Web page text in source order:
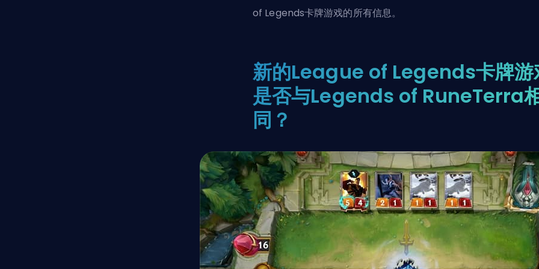
of Legends卡牌游戏的所有信息。
新的League of Legends卡牌游
是否与Legends of RuneTerra
同？